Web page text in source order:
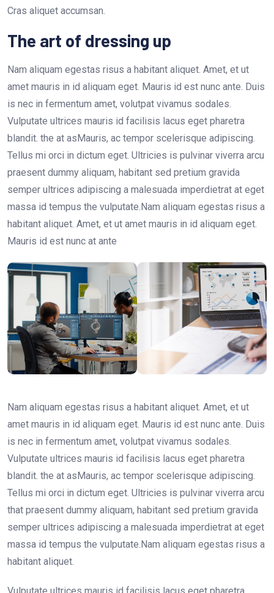
Cras aliquet accumsan.
The art of dressing up
Nam aliquam egestas risus a habitant aliquet. Amet, et ut
amet mauris in id aliquam eget. Mauris id est nunc ante. Duis
is nec in fermentum amet, volutpat vivamus sodales.
Vulputate ultrices mauris id facilisis lacus eget pharetra
blandit. the at asMauris, ac tempor scelerisque adipiscing.
Tellus mi orci in dictum eget. Ultricies is pulvinar viverra arcu
praesent dummy aliquam, habitant sed pretium gravida
semper ultrices adipiscing a malesuada imperdietrat at eget
massa id tempus the vulputate.Nam aliquam egestas risus a
habitant aliquet. Amet, et ut amet mauris in id aliquam eget.
Mauris id est nunc at ante
Nam aliquam egestas risus a habitant aliquet. Amet, et ut
amet mauris in id aliquam eget. Mauris id est nunc ante. Duis
is nec in fermentum amet, volutpat vivamus sodales.
Vulputate ultrices mauris id facilisis lacus eget pharetra
blandit. the at asMauris, ac tempor scelerisque adipiscing.
Tellus mi orci in dictum eget. Ultricies is pulvinar viverra arcu
that praesent dummy aliquam, habitant sed pretium gravida
semper ultrices adipiscing a malesuada imperdietrat at eget
massa id tempus the vulputate.Nam aliquam egestas risus a
habitant aliquet.